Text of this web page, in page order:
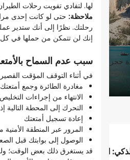
حجز رحلة طيرانك أو استرداد
استمتع بالمزيد مقابل قيمة
ما الذي يعنيه النقل
رحلة طيران واحدة =
إذا كانت لديك ثلاث رحلات
مرحلة من رحلة النقل
لدى كل شركة طيران
تختلف أوقات تسجيل
تحقق دومًا من تفاصيل كل
تختلف طرق تسجيل الوصول
توفر بعض شركات الطيران
تلزمك شركات أخرى بزيارة
السبب في أن تسجيل
الذاتي:
تخطي صفوف الانتظار.
لها. لتفادي تفويت رحلات
ملاحظة: حتى لو كانت إحدى
رحلتك. نظرًا إلى أنك ستدير
إنك لن تتمكن من حملها في
سبب عدم السماح
في أثناء التوقف المؤقت
مغادرة الطائرة وجمع أمتعتك
الانتهاء من إجراءات
التحرك إلى المحطة التالية
إعادة تسجيل أمتعتك
المرور عبر المنطقة الأمنية
الوصول إلى بوابتك قبل
قد يستغرق ذلك بعض الوقت؛ ولن